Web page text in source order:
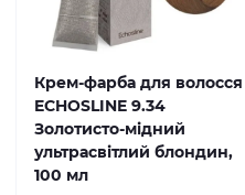
Крем-фарба для волосся
ECHOSLINE 9.34
Золотисто-мідний
ультрасвітлий блондин,
100 мл